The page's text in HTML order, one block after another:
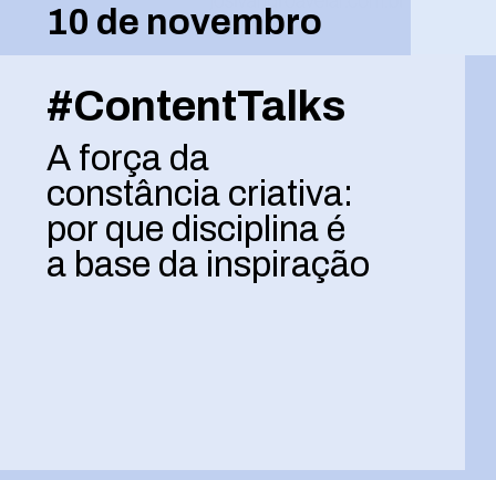
#ContentTalks
A força da
constância criativa:
por que disciplina é
a base da inspiração
10 de novembro